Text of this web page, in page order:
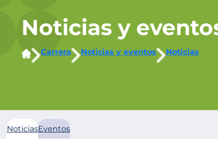
Noticias y
Carrera Noticias y eventos Noticias
NoticiasEventos